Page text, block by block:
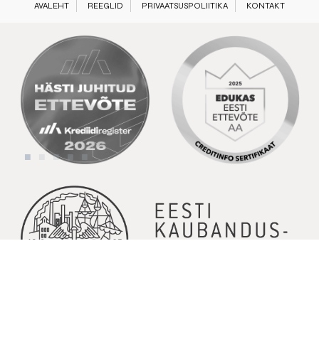
AVALEHT REEGLID PRIVAATSUSPOLIITIKA KONTAKT